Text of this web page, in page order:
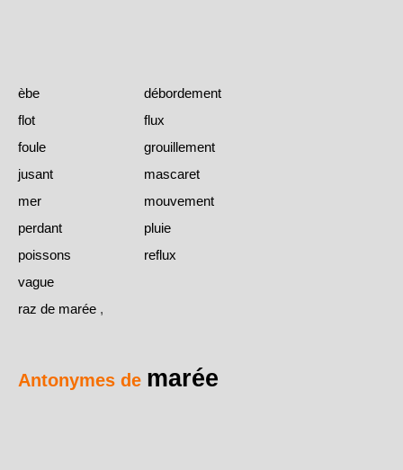
èbe
débordement
flot
flux
foule
grouillement
jusant
mascaret
mer
mouvement
perdant
pluie
poissons
reflux
vague
raz de marée ,
Antonymes de marée